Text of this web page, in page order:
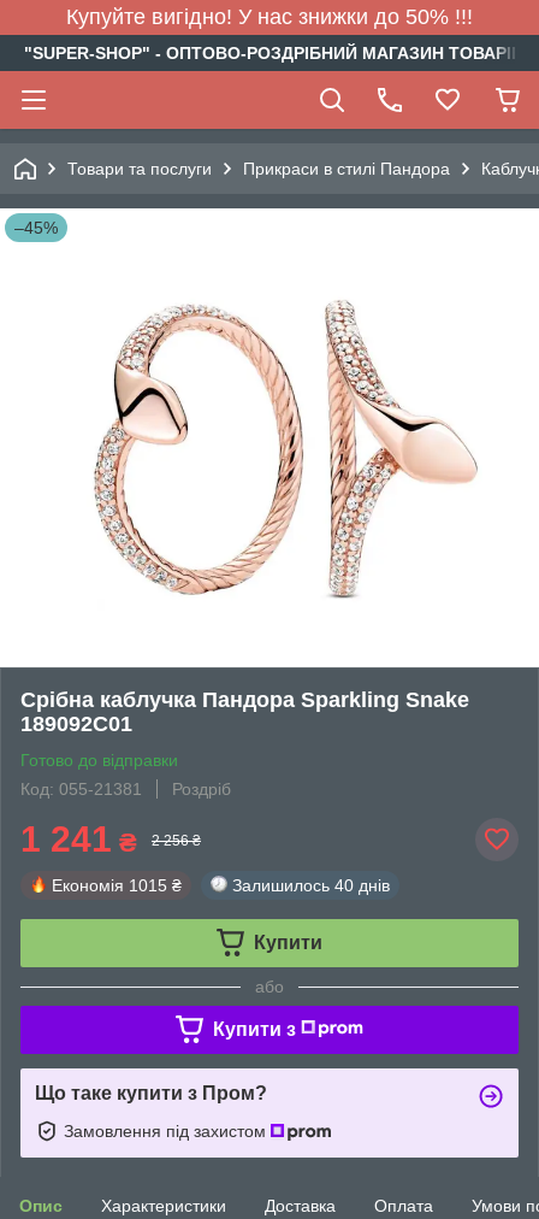
Купуйте вигідно! У нас знижки до 50% !!!
"SUPER-SHOP" - ОПТОВО-РОЗДРІБНИЙ МАГАЗИН
Товари та послуги Прикраси в стилі Пандора
–45%
Срібна каблучка Пандора Sparkling Snake
189092C01
Готово до відправки
Код: 055-21381
Роздріб
1 241 ₴ 2 256 ₴
Економія 1015 ₴ Залишилось 40 днів
Купити
або
Купити з
Що таке купити з Пром?
Замовлення під захистом
Опис Характеристики Доставка Оплата Умови